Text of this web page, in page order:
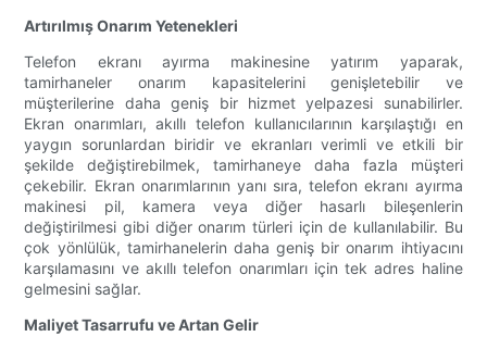
Artırılmış Onarım Yetenekleri
Telefon ekranı ayırma makinesine yatırım yaparak,
tamirhaneler onarım kapasitelerini genişletebilir ve
müşterilerine daha geniş bir hizmet yelpazesi sunabilirler.
Ekran onarımları, akıllı telefon kullanıcılarının karşılaştığı en
yaygın sorunlardan biridir ve ekranları verimli ve etkili bir
şekilde değiştirebilmek, tamirhaneye daha fazla müşteri
çekebilir. Ekran onarımlarının yanı sıra, telefon ekranı ayırma
makinesi pil, kamera veya diğer hasarlı bileşenlerin
değiştirilmesi gibi diğer onarım türleri için de kullanılabilir. Bu
çok yönlülük, tamirhanelerin daha geniş bir onarım ihtiyacını
karşılamasını ve akıllı telefon onarımları için tek adres haline
gelmesini sağlar.
Maliyet Tasarrufu ve Artan Gelir